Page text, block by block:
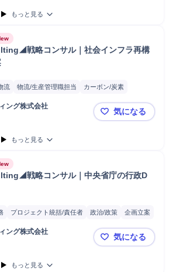
もっと見る
戦略コンサル｜社会インフラ再構
流 物流/生産管理職担当
カーボン/炭素
スマートシティ
新規事業
ング株式会社
◤ABeam
気になる
もっと見る
戦略コンサル｜中央省庁の行政D
プロジェクト統括/責任者 政治/政策
企画立案
画/立案 開発
ング株式会社
◤ABeam
気になる
もっと見る